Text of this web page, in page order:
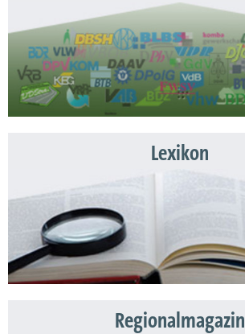
Lexikon
Regionalmagazin